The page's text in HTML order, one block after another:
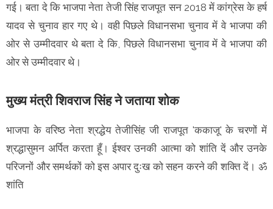
गई। बता दे कि भाजपा नेता तेजी सिंह राजपूत सन 2018 में कांग्रेस के हर्ष
यादव से चुनाव हार गए थे। वही पिछले विधानसभा चुनाव में वे भाजपा की
ओर से उम्मीदवार थे बता दे कि, पिछले विधानसभा चुनाव में वे भाजपा की
ओर से उम्मीदवार थे।
मुख्य मंत्री शिवराज सिंह ने जताया शोक
भाजपा के वरिष्ठ नेता श्रद्धेय तेजीसिंह जी राजपूत 'ककाजू' के चरणों में
श्रद्धासुमन अर्पित करता हूँ। ईश्वर उनकी आत्मा को शांति दें और उनके
परिजनों और समर्थकों को इस अपार दुःख को सहन करने की शक्ति दें। ॐ
शांति